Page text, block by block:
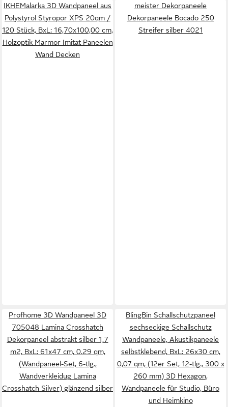
IKHEMalarka 3D Wandpaneel aus
Polystyrol Styropor XPS 20qm /
120 Stück, BxL: 16,70x100,00 cm,
Holzoptik Marmor Imitat Paneelen
Wand Decken
meister Dekorpaneele
Dekorpaneele Bocado 250
Streifer silber 4021
Profhome 3D Wandpaneel 3D
705048 Lamina Crosshatch
Dekorpaneel abstrakt silber 1,7
m2, BxL: 61x47 cm, 0.29 qm,
(Wandpaneel-Set, 6-tlg.,
Wandverkleidug Lamina
Crosshatch Silver) glänzend silber
BlingBin Schallschutzpaneel
sechseckige Schallschutz
Wandpaneele, Akustikpaneele
selbstklebend, BxL: 26x30 cm,
0,07 qm, (12er Set, 12-tlg., 300 x
260 mm) 3D Hexagon,
Wandpaneele für Studio, Büro
und Heimkino